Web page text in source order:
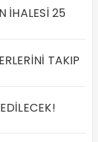
İHALESİ 25
TAKIP